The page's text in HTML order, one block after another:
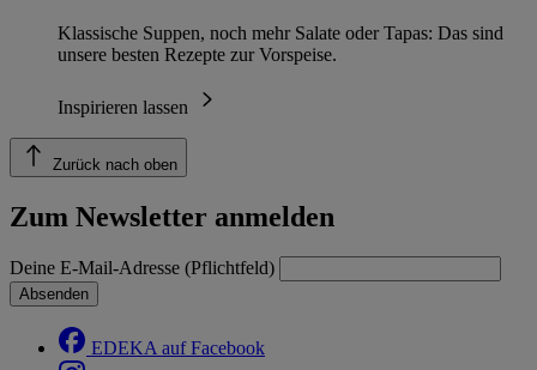
Klassische Suppen, noch mehr Salate oder Tapas: Das sind
unsere besten Rezepte zur Vorspeise.
Inspirieren lassen
Zurück nach oben
Zum Newsletter anmelden
Deine E-Mail-Adresse (Pflichtfeld)
Absenden
EDEKA auf Facebook